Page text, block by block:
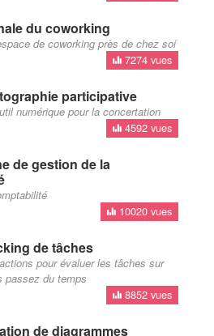
du coworking
de coworking près de chez soi
7274 vues
participative
numérique pour la concertation
4592 vues
de gestion de la
10020 vues
de tâches
pour évaluer les tâches sur
passez du temps
8852 vues
de diagrammes